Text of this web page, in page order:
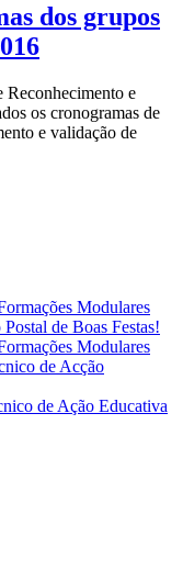
dos grupos
Reconhecimento e
os cronogramas de
e validação de
Modulares
de Boas Festas!
Modulares
de Acção
de Ação Educativa